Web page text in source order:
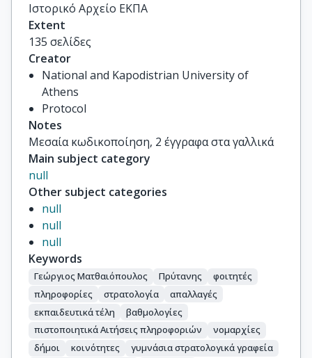
Ιστορικό Αρχείο ΕΚΠΑ
Extent
135 σελίδες
Creator
National and Kapodistrian University of
Athens
Protocol
Notes
Μεσαία κωδικοποίηση, 2 έγγραφα στα γαλλικά
Main subject category
null
Other subject categories
null
null
null
Keywords
Γεώργιος Ματθαιόπουλος Πρύτανης
φοιτητές
πληροφορίες
στρατολογία
απαλλαγές
εκπαιδευτικά τέλη
βαθμολογίες
πιστοποιητικά Αιτήσεις πληροφοριών
νομαρχίες
δήμοι
κοινότητες
γυμνάσια στρατολογικά γραφεία